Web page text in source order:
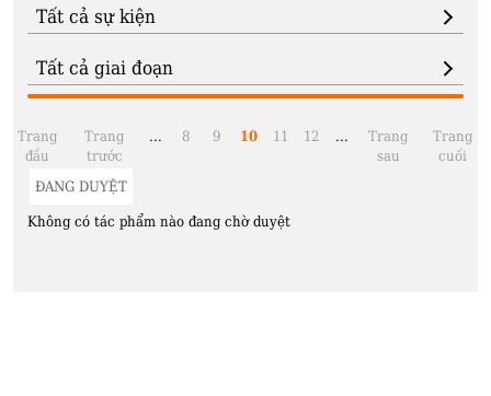
Trang
đầu
Trang
trước
... 8 9 10 11 12 ...
Trang
sau
Trang
cuối
ĐANG DUYỆT
Không có tác phẩm nào đang chờ duyệt